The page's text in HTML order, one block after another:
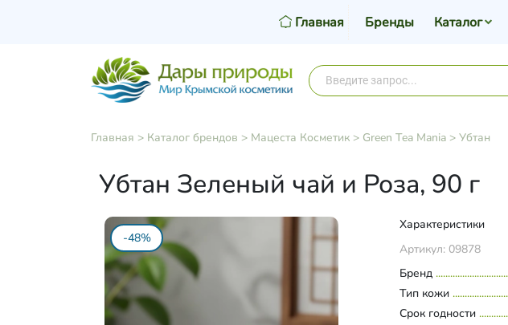
Главная Бренды Каталог
Главная > Каталог брендов > Мацеста Косметик> Green Tea Mania> Убтан
Убтан Зеленый чай и Роза, 90 г
-48%
Характеристики
Артикул: 09878
Бренд
Тип кожи
Срок годности